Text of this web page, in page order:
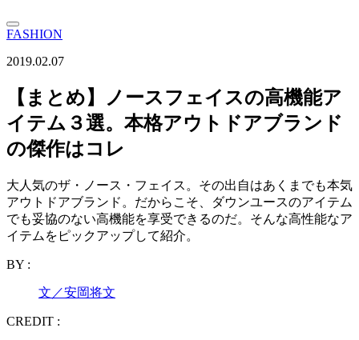
FASHION
2019.02.07
【まとめ】ノースフェイスの高機能ア
イテム３選。本格アウトドアブランド
の傑作はコレ
大人気のザ・ノース・フェイス。その出自はあくまでも本気
アウトドアブランド。だからこそ、ダウンユースのアイテム
でも妥協のない高機能を享受できるのだ。そんな高性能なア
イテムをピックアップして紹介。
BY :
文／安岡将文
CREDIT :